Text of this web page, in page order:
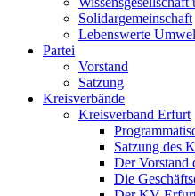
Solidargemeinschaft
Lebenswerte
Partei
Vorstand
Satzung
Kreisverbände
Kreisverband Erfurt
Satzung des
Der
Die